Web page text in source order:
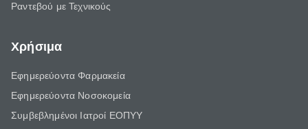
Ραντεβού με Τεχνικούς
Χρήσιμα
Εφημερεύοντα Φαρμακεία
Εφημερεύοντα Νοσοκομεία
Συμβεβλημένοι Ιατροί ΕΟΠΥΥ